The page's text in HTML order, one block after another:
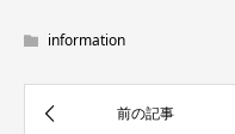
information